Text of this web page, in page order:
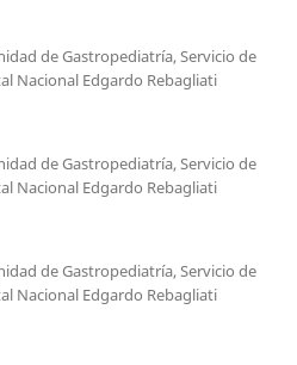
de Gastropediatría, Servicio de
Nacional Edgardo Rebagliati
de Gastropediatría, Servicio de
Nacional Edgardo Rebagliati
de Gastropediatría, Servicio de
Nacional Edgardo Rebagliati